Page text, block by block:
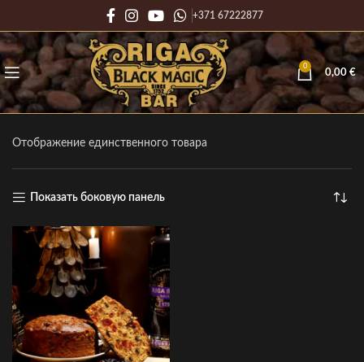
+371 67222877
0
0,00 €
Отображение единственного товара
Показать боковую панель